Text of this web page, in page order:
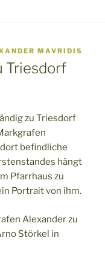
MAVRIDIS
Triesdorf
zu Triesdorf
befindliche
hängt
Pfarrhaus zu
Portrait von ihm.
Alexander zu
Störkel in